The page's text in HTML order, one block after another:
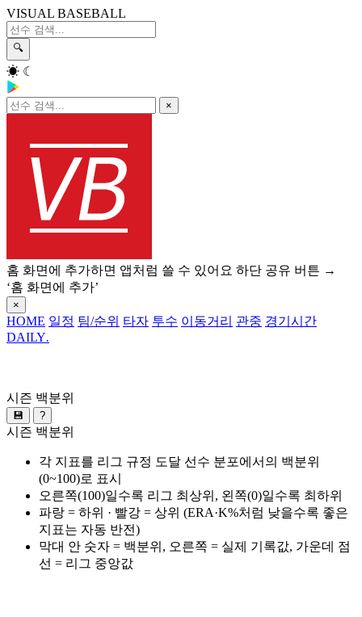
VISUAL BASEBALL
🔍
☀ ☾
×
홈 화면에 추가하면 앱처럼 쓸 수 있어요 하단 공유 버튼 →
‘홈 화면에 추가’
×
HOME 일정 팀/순위 타자 투수 이동거리 관중 경기시간
DAILY.
시즌 백분위
💾 ?
시즌 백분위
각 지표를 리그 규정 도달 선수 분포에서의 백분위
(0~100)로 표시
오른쪽(100)일수록 리그 최상위, 왼쪽(0)일수록 최하위
파랑 = 하위 · 빨강 = 상위 (ERA·K%처럼 낮을수록 좋은
지표는 자동 반전)
막대 안 숫자 = 백분위, 오른쪽 = 실제 기록값, 가운데 점
선 = 리그 중앙값